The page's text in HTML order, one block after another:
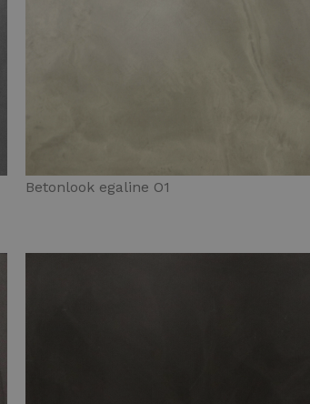
Betonlook egaline O1